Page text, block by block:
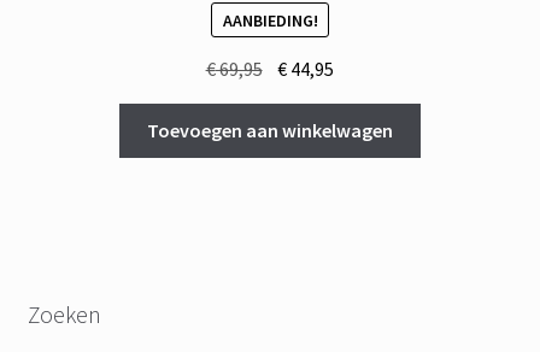
AANBIEDING!
€69,95 Oorspronkelijke
prijs
was:
€ 69,95.
€ 44,95
prijs
is:
€ 44,95.
Toevoegen aan winkelwagen
Zoeken